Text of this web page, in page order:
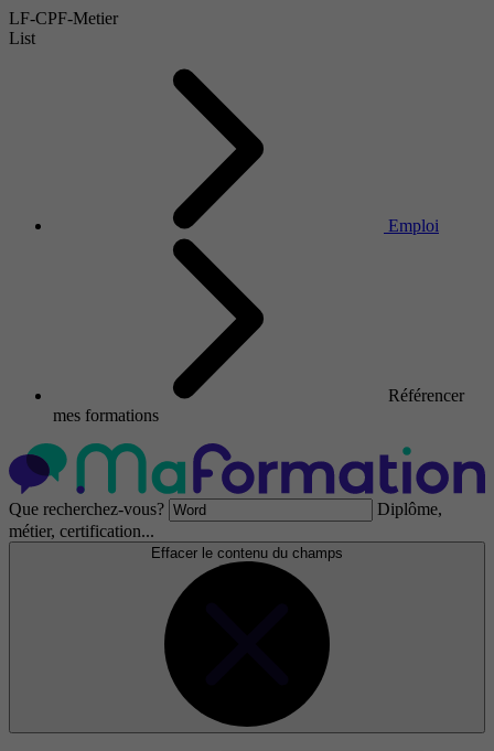
LF-CPF-Metier
List
Emploi
Référencer
mes formations
Que recherchez-vous?
Diplôme,
métier, certification...
Effacer le contenu du champs